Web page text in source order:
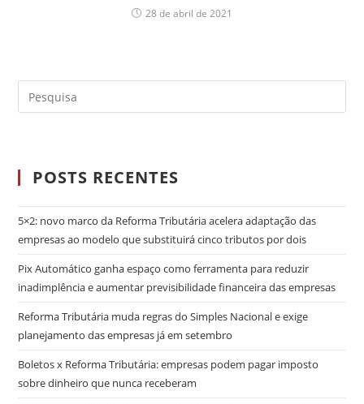
28 de abril de 2021
POSTS RECENTES
5×2: novo marco da Reforma Tributária acelera adaptação das
empresas ao modelo que substituirá cinco tributos por dois
Pix Automático ganha espaço como ferramenta para reduzir
inadimplência e aumentar previsibilidade financeira das empresas
Reforma Tributária muda regras do Simples Nacional e exige
planejamento das empresas já em setembro
Boletos x Reforma Tributária: empresas podem pagar imposto
sobre dinheiro que nunca receberam